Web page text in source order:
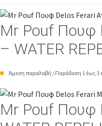
Mr Pouf Πουφ
– WATER
Άμεση παραλαβή / Παράδοση 1 έως 3
Mr Pouf Πουφ